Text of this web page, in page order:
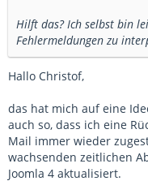
Hilft das? Ich selbst bin
Fehlermeldungen zu
Hallo Christof,
das hat mich auf eine
auch so, dass ich eine
Mail immer wieder
wachsenden zeitlichen
Joomla 4 aktualisiert.